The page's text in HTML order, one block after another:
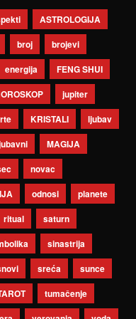
ASTROLOGIJA
broj
brojevi
energija
FENG SHUI
jupiter
KRISTALI
ljubav
MAGIJA
novac
odnosi
planete
ritual
saturn
sinastrija
sreća
sunce
tumačenje